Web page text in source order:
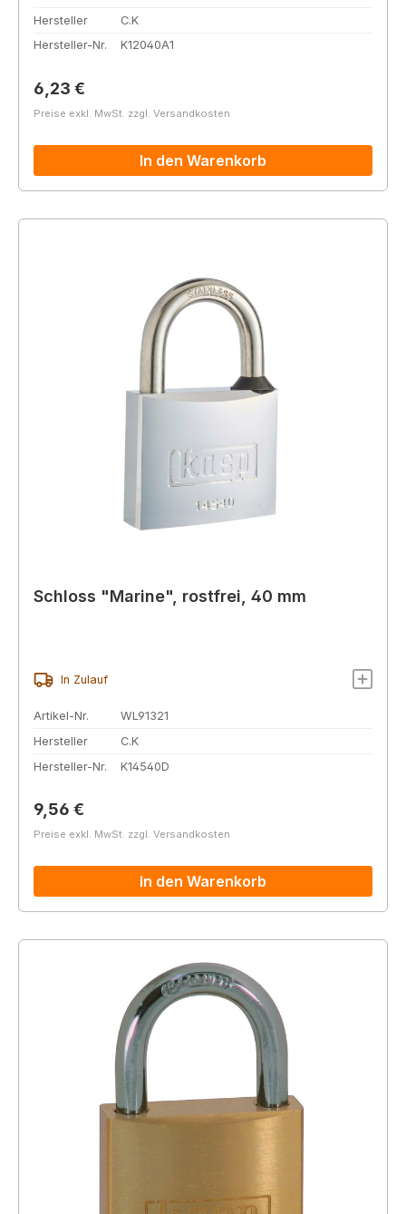
Hersteller
C.K
Hersteller-Nr.
K12040A1
Regulärer Preis:
6,23 €
Preise exkl. MwSt. zzgl. Versandkosten
In den Warenkorb
Schloss "Marine", rostfrei, 40 mm
In Zulauf
Artikel-Nr.
WL91321
Hersteller
C.K
Hersteller-Nr.
K14540D
Regulärer Preis:
9,56 €
Preise exkl. MwSt. zzgl. Versandkosten
In den Warenkorb